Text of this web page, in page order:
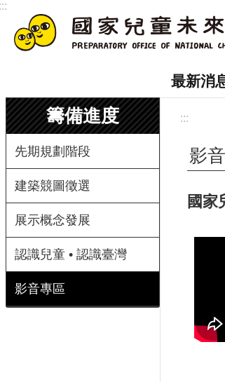
跳到主要內容區塊
最新消
籌備進度
先期規劃階段
建築競圖徵選
展示概念發展
認識兒童 • 認識臺灣
影音專區
:::
影
國家